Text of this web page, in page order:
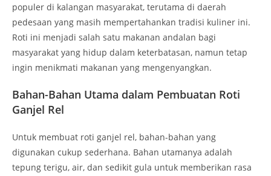
populer di kalangan masyarakat, terutama di daerah
pedesaan yang masih mempertahankan tradisi kuliner ini.
Roti ini menjadi salah satu makanan andalan bagi
masyarakat yang hidup dalam keterbatasan, namun tetap
ingin menikmati makanan yang mengenyangkan.
Bahan-Bahan Utama dalam Pembuatan Roti
Ganjel Rel
Untuk membuat roti ganjel rel, bahan-bahan yang
digunakan cukup sederhana. Bahan utamanya adalah
tepung terigu, air, dan sedikit gula untuk memberikan rasa